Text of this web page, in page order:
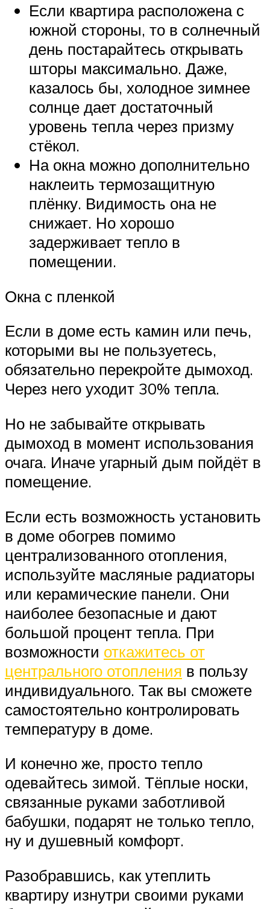
Если квартира расположена с
южной стороны, то в солнечный
день постарайтесь открывать
шторы максимально. Даже,
казалось бы, холодное зимнее
солнце дает достаточный
уровень тепла через призму
стёкол.
На окна можно дополнительно
наклеить термозащитную
плёнку. Видимость она не
снижает. Но хорошо
задерживает тепло в
помещении.
Окна с пленкой
Если в доме есть камин или печь,
которыми вы не пользуетесь,
обязательно перекройте дымоход.
Через него уходит 30% тепла.
Но не забывайте открывать
дымоход в момент использования
очага. Иначе угарный дым пойдёт в
помещение.
Если есть возможность установить
в доме обогрев помимо
централизованного отопления,
используйте масляные радиаторы
или керамические панели. Они
наиболее безопасные и дают
большой процент тепла. При
возможности откажитесь от
центрального отопления в пользу
индивидуального. Так вы сможете
самостоятельно контролировать
температуру в доме.
И конечно же, просто тепло
одевайтесь зимой. Тёплые носки,
связанные руками заботливой
бабушки, подарят не только тепло,
ну и душевный комфорт.
Разобравшись, как утеплить
квартиру изнутри своими руками